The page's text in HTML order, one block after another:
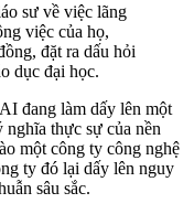
sư về việc lãng
việc của họ,
đặt ra dấu hỏi
dục đại học.
đang làm dấy lên một
nghĩa thực sự của nền
một công ty công nghệ
ty đó lại dấy lên nguy
sâu sắc.